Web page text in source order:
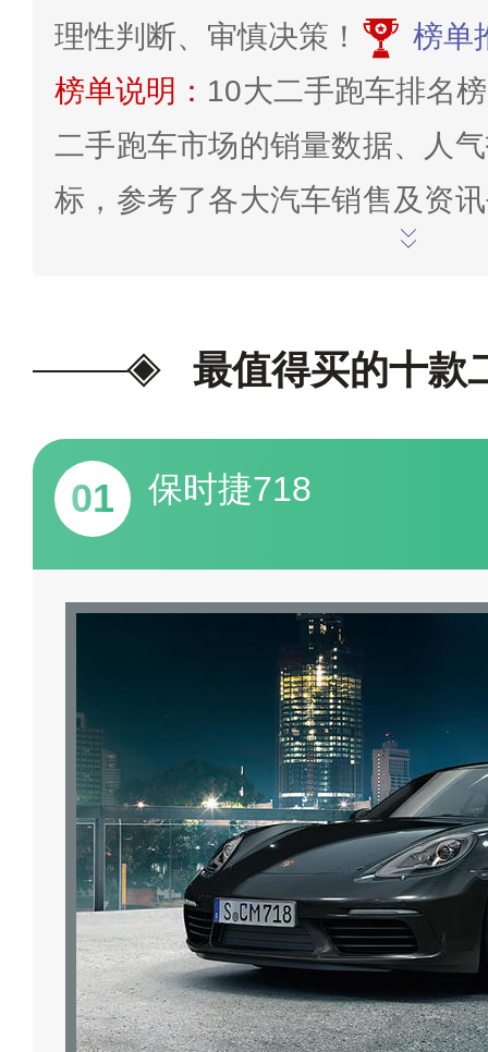
理性判断、审慎决策！
榜单
榜单说明： 10大二手跑车排名
二手跑车市场的销量数据、人
标，参考了各大汽车销售及资
二手车之家、58二手车、人人
进行推荐。榜单仅供参考，相
的投票>>
最值得买的十款
01 保时捷718